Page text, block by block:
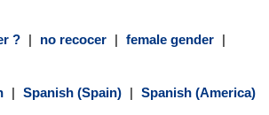
? | no recocer | female gender |
| Spanish (Spain) | Spanish (America)